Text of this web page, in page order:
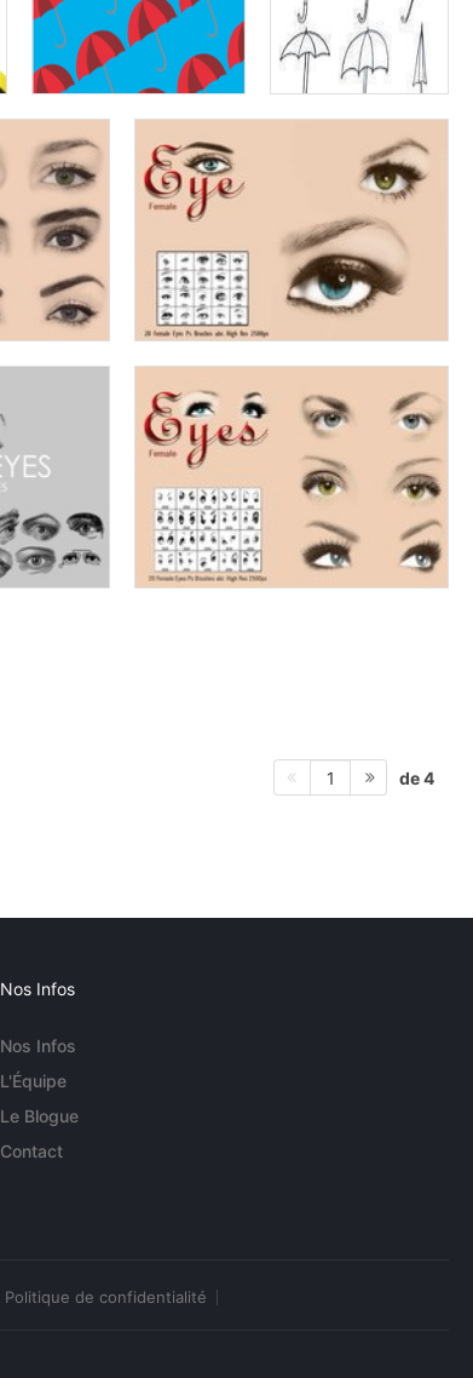
1 de 4
Nos Infos
Nos Infos
L'Équipe
Le Blogue
Contact
Politique de confidentialité